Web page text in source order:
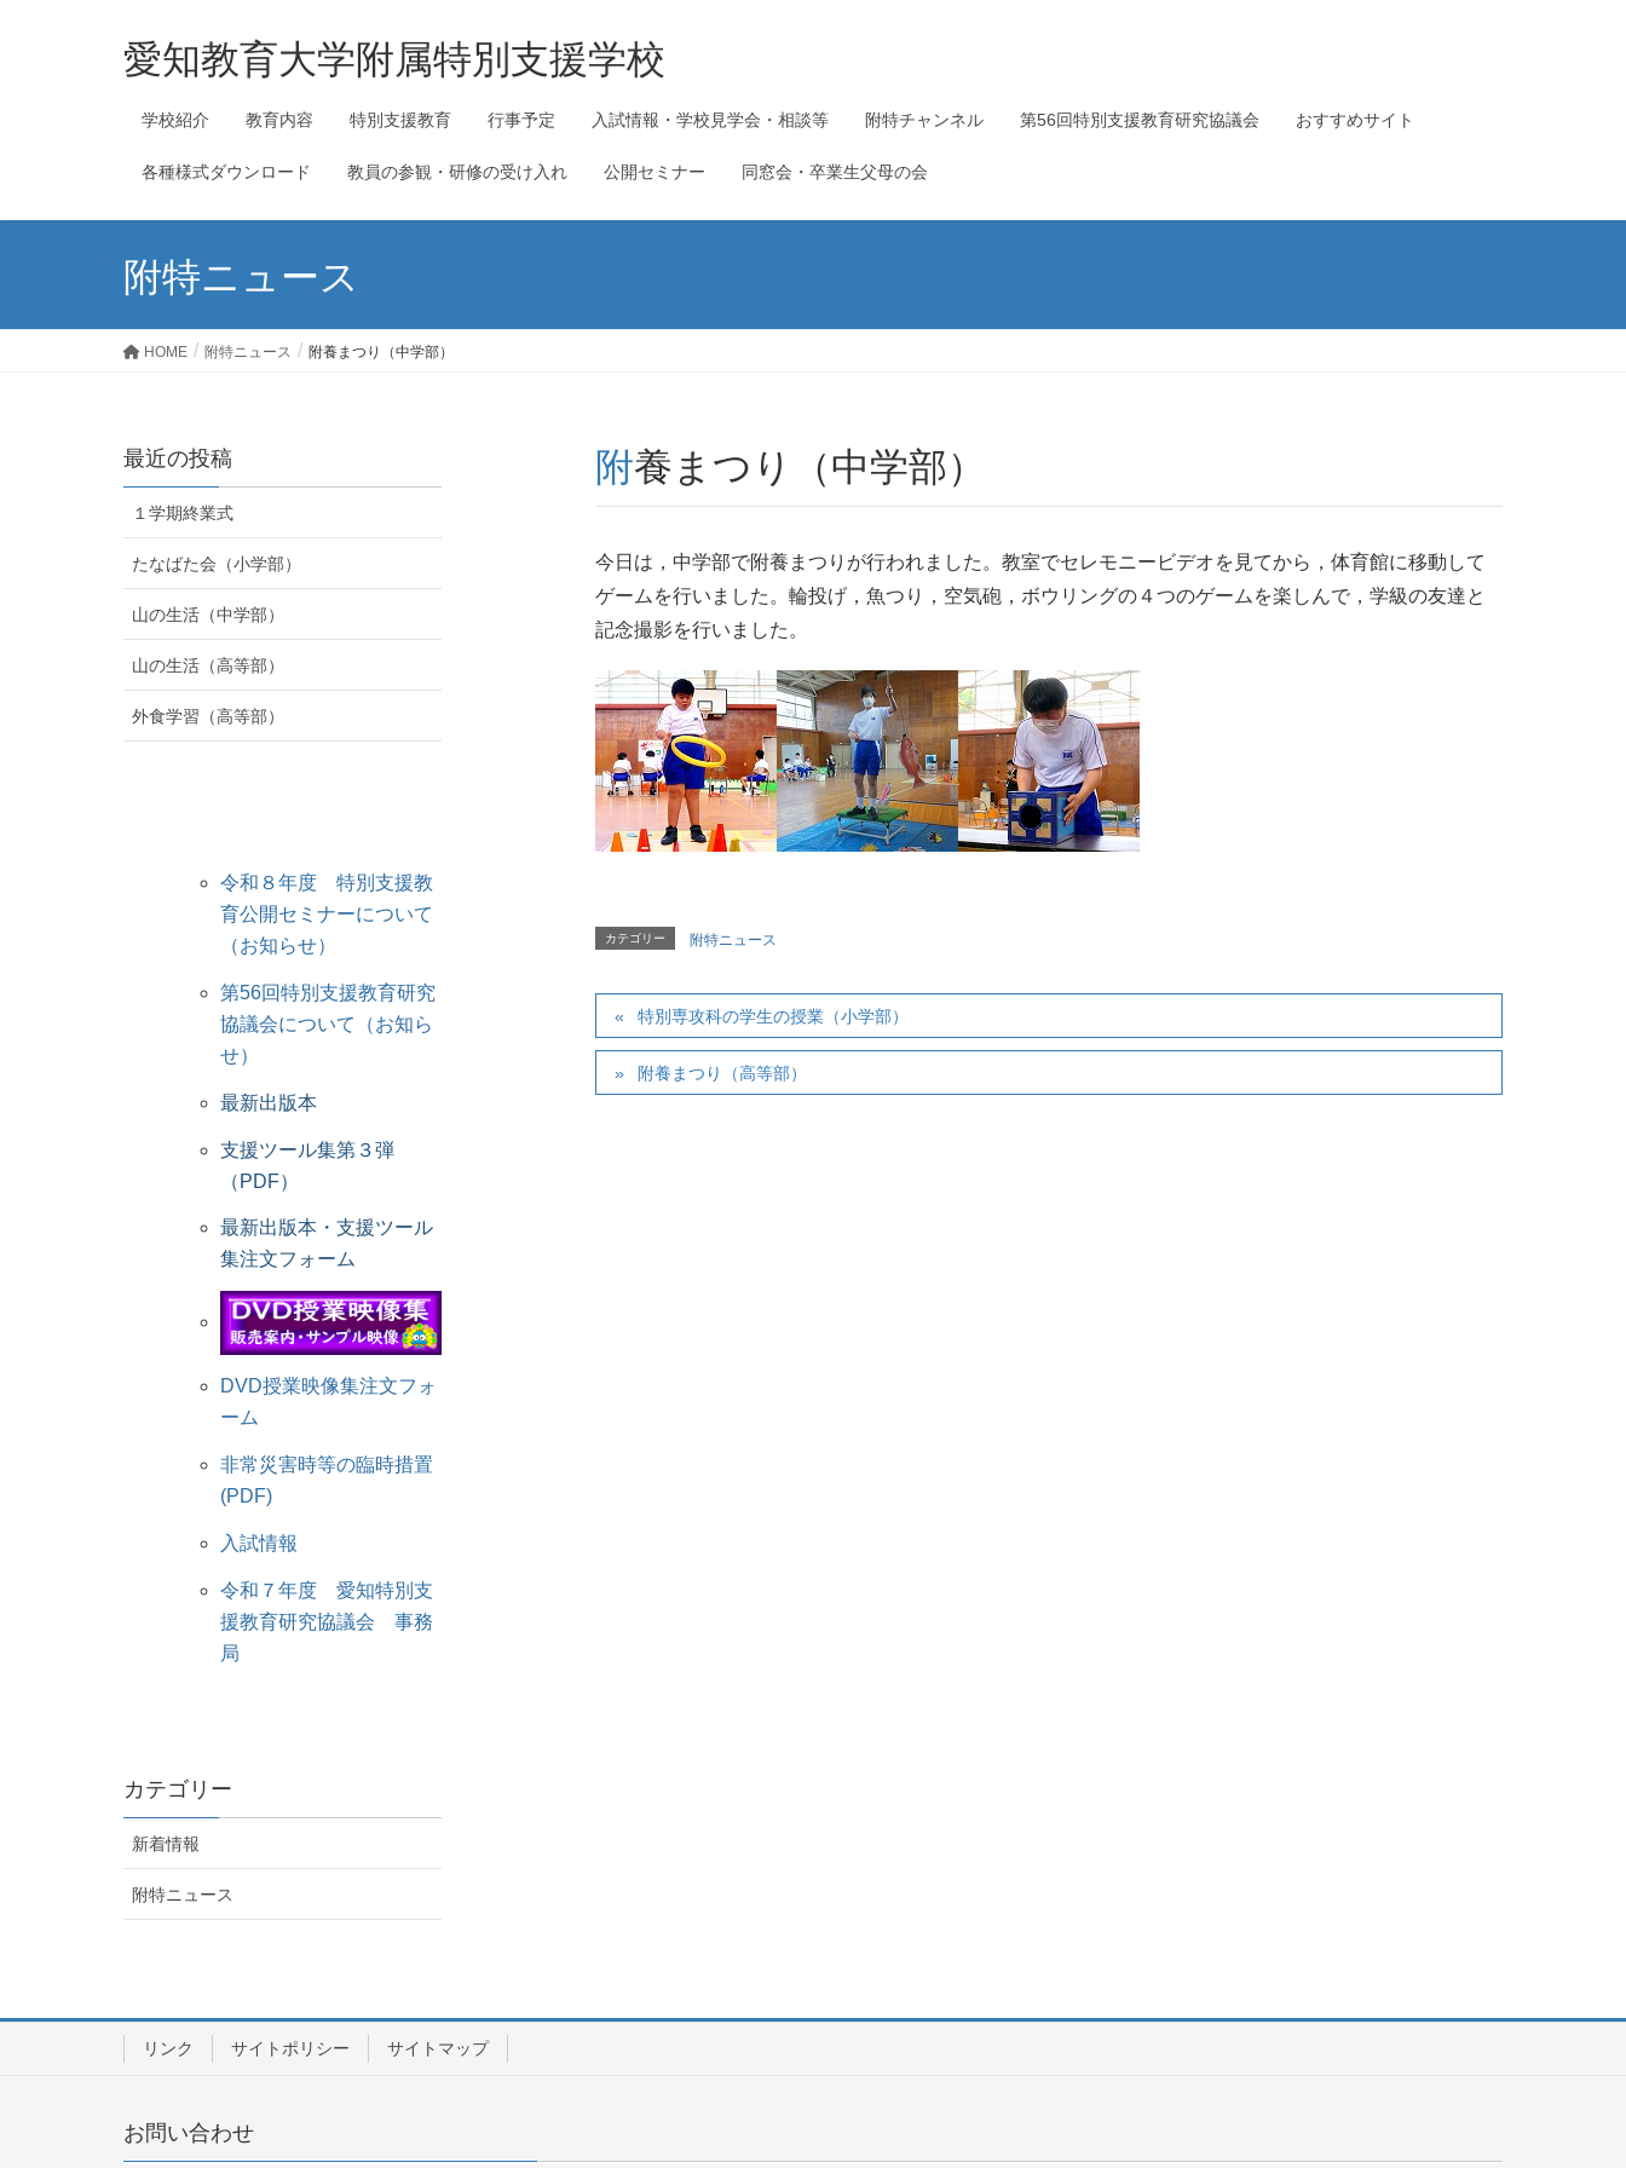
愛知教育大学附属特別支援学校
学校紹介 教育内容 特別支援教育 行事予定 入試情報・学校見学会・相談等 附特チャンネル 第56回特別支援教育研究協議会 おすすめサイト
各種様式ダウンロード 教員の参観・研修の受け入れ 公開セミナー 同窓会・卒業生父母の会
附特ニュース
HOME 附特ニュース 附養まつり（中学部）
附養まつり（中学部）
今日は，中学部で附養まつりが行われました。教室でセレモニービデオを見てから，体育館に移動して
ゲームを行いました。輪投げ，魚つり，空気砲，ボウリングの４つのゲームを楽しんで，学級の友達と
記念撮影を行いました。
カテゴリー 附特ニュース
特別専攻科の学生の授業（小学部）
附養まつり（高等部）
最近の投稿
１学期終業式
たなばた会（小学部）
山の生活（中学部）
山の生活（高等部）
外食学習（高等部）
令和８年度 特別支援教
育公開セミナーについて
（お知らせ）
第56回特別支援教育研究
協議会について（お知ら
せ）
最新出版本
支援ツール集第３弾
（PDF）
最新出版本・支援ツール
集注文フォーム
DVD授業映像集注文フォ
ーム
非常災害時等の臨時措置
(PDF)
入試情報
令和７年度 愛知特別支
援教育研究協議会 事務
局
カテゴリー
新着情報
附特ニュース
リンク サイトポリシー サイトマップ
お問い合わせ